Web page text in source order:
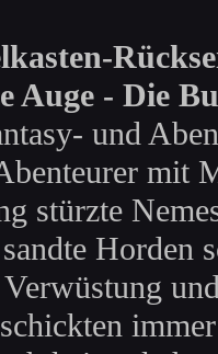
Auge - Die
und
mit
stürzte
Horden